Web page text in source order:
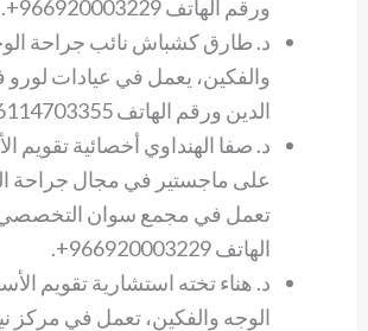
ورقم الهاتف 966920003229+.
د. طارق كشباش نائب جراحة
والفكين، يعمل في عيادات
الدين ورقم الهاتف 966114703355+.
د. صفا الهنداوي أخصائية تقويم
على ماجستير في مجال جراحة
تعمل في مجمع سوان التخصصي
الهاتف 966920003229+.
د. هناء تخته استشارية تقويم
الوجه والفكين، تعمل في مركز